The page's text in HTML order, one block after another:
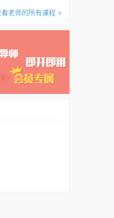
看老师的所有课程 >